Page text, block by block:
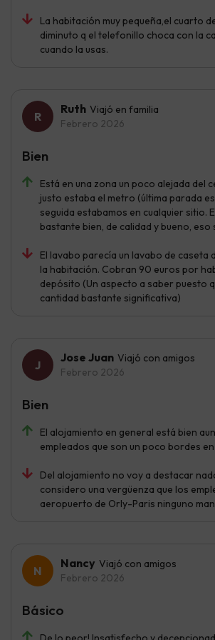
La habitación muy pequeña,el cuarto
diminuto q el telefonillo choca con la
cuando la usas.
Ruth Viajó en familia
Febrero 2026
Está en una zona un poco alejada del
justo estaba el metro (última parada
seguida estabamos en cualquier sitio.
bastante bien, de calidad y bueno, eso
El lavabo parecía un lavabo de caseta
la habitación. Cobran 90 euros por
depósito (Un aspecto a saber puesto
cantidad bastante significativa)
Bien
Jose Juan Viajó con amigos
Febrero 2026
El alojamiento en general está bien
empleados que son un poco bordes
Del alojamiento no voy a destacar
considero una vergüenza que los
aeropuerto de Orly-Paris ninguno
Bien
Nancy Viajó con amigos
Febrero 2026
Básico